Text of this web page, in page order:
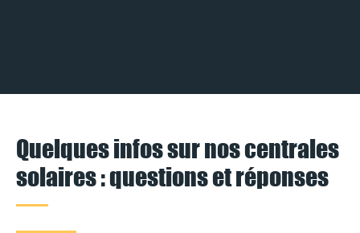
Quelques infos sur nos centrales
solaires : questions et réponses